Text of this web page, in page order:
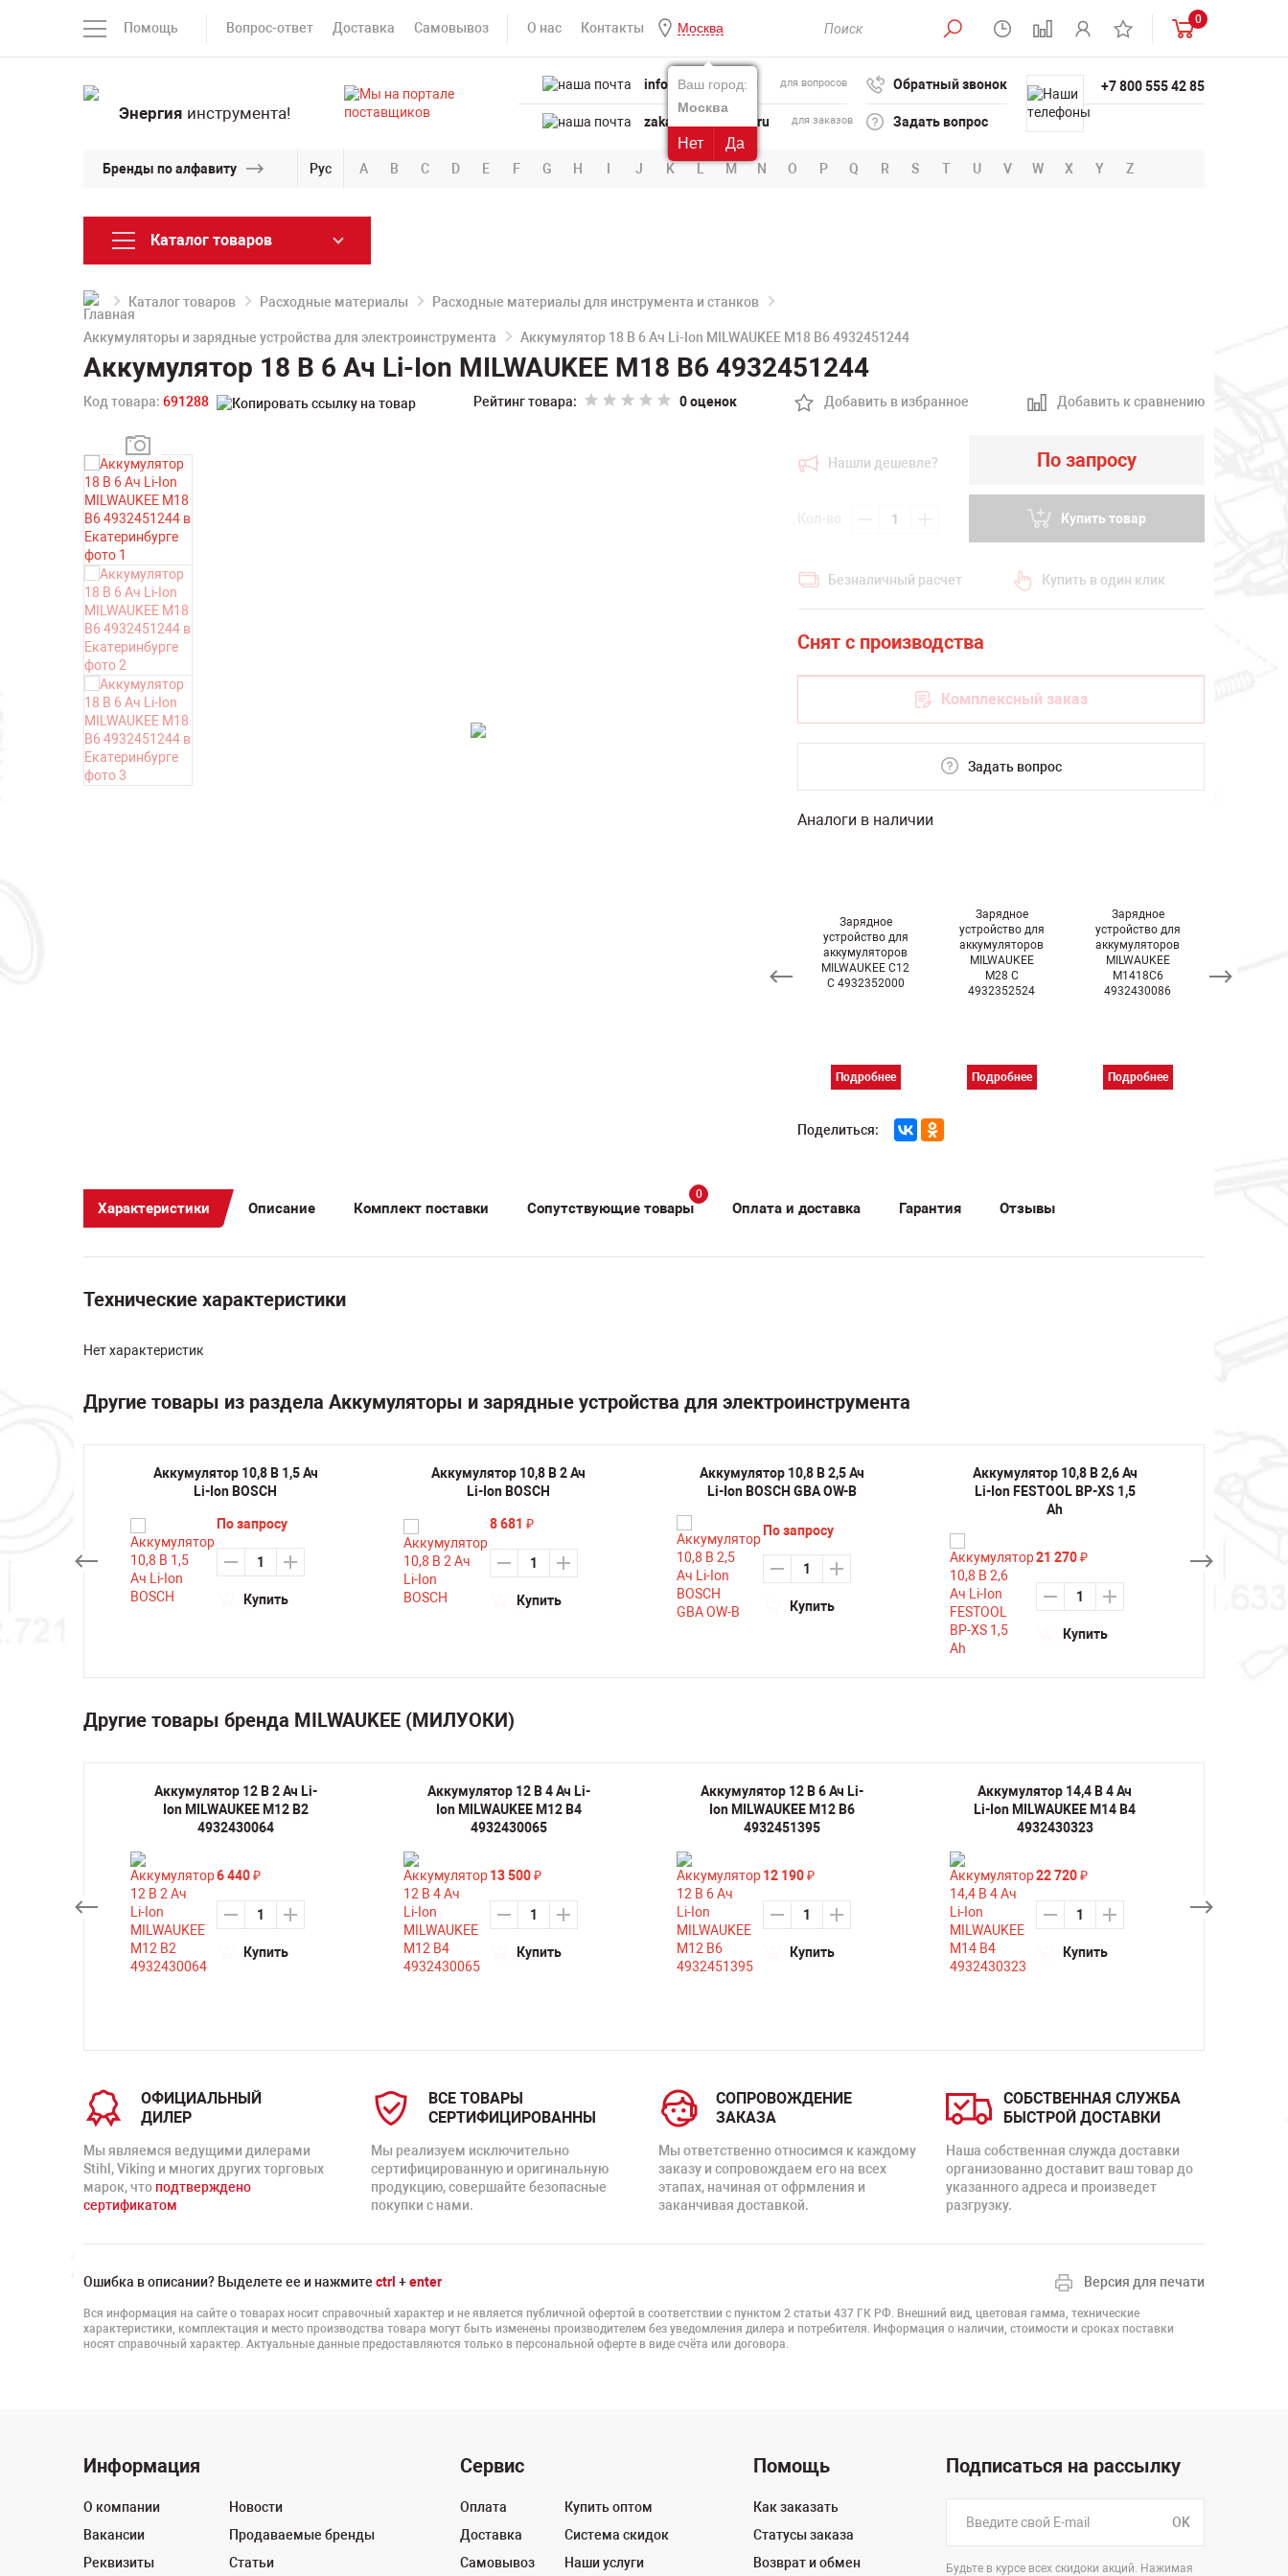
Помощь Вопрос-ответ Доставка Самовывоз О нас Контакты Москва
Ваш город:
Москва
Нет Да
0
Энергия инструмента!
info@powertool.ru для вопросов
zakaz@powertool.ru для заказов
Обратный звонок
Задать вопрос
+7 800 555 42 85
Бренды по алфавиту Рус A B C D E F G H I J K L M N O P Q R S T U V W X Y Z
Каталог товаров
Каталог товаров Расходные материалы Расходные материалы для инструмента и станков
Аккумуляторы и зарядные устройства для электроинструмента Аккумулятор 18 В 6 Ач Li-Ion MILWAUKEE M18 B6 4932451244
Аккумулятор 18 В 6 Ач Li-Ion MILWAUKEE M18 B6 4932451244
Код товара: 691288 Рейтинг товара: 0 оценок Добавить в избранное Добавить к сравнению
Нашли дешевле? По запросу
Купить товар
Безналичный расчет Купить в один клик
Комплексный заказ
Задать вопрос
Аналоги в наличии
Зарядное
устройство для
аккумуляторов
MILWAUKEE C12
C 4932352000
Подробнее
Зарядное
устройство для
аккумуляторов
MILWAUKEE
M28 C
4932352524
Подробнее
Зарядное
устройство для
аккумуляторов
MILWAUKEE
M1418C6
4932430086
Подробнее
Поделиться:
Характеристики Описание Комплект поставки Сопутствующие товары
0
Оплата и доставка Гарантия Отзывы
Технические характеристики
Нет характеристик
Другие товары из раздела Аккумуляторы и зарядные устройства для электроинструмента
Аккумулятор 10,8 В 1,5 Ач
Li-Ion BOSCH
По запросу
Купить
Аккумулятор 10,8 В 2 Ач
Li-Ion BOSCH
8 681 ₽
Купить
Аккумулятор 10,8 В 2,5 Ач
Li-Ion BOSCH GBA OW-B
По запросу
Купить
Аккумулятор 10,8 В 2,6 Ач
Li-Ion FESTOOL BP-XS 1,5
Ah
21 270 ₽
Купить
Другие товары бренда MILWAUKEE (МИЛУОКИ)
Аккумулятор 12 В 2 Ач Li-
Ion MILWAUKEE M12 B2
4932430064
6 440 ₽
Купить
Аккумулятор 12 В 4 Ач Li-
Ion MILWAUKEE M12 B4
4932430065
13 500 ₽
Купить
Аккумулятор 12 В 6 Ач Li-
Ion MILWAUKEE M12 B6
4932451395
12 190 ₽
Купить
Аккумулятор 14,4 В 4 Ач
Li-Ion MILWAUKEE M14 B4
4932430323
22 720 ₽
Купить
ОФИЦИАЛЬНЫЙ
ДИЛЕР
Мы являемся ведущими дилерами
Stihl, Viking и многих других торговых
марок, что подтверждено
сертификатом
ВСЕ ТОВАРЫ
СЕРТИФИЦИРОВАННЫ
Мы реализуем исключительно
сертифицированную и оригинальную
продукцию, совершайте безопасные
покупки с нами.
СОПРОВОЖДЕНИЕ
ЗАКАЗА
Мы ответственно относимся к каждому
заказу и сопровождаем его на всех
этапах, начиная от офрмления и
заканчивая доставкой.
СОБСТВЕННАЯ СЛУЖБА
БЫСТРОЙ ДОСТАВКИ
Наша собственная служда доставки
организованно доставит ваш товар до
указанного адреса и произведет
разгрузку.
Ошибка в описании? Выделете ее и нажмите ctrl +enter Версия для печати
Вся информация на сайте о товарах носит справочный характер и не является публичной офертой в соответствии с пунктом 2 статьи 437 ГК РФ. Внешний вид, цветовая гамма, технические
характеристики, комплектация и место производства товара могут быть изменены производителем без уведомления дилера и потребителя. Информация о наличии, стоимости и сроках поставки
носят справочный характер. Актуальные данные предоставляются только в персональной оферте в виде счёта или договора.
Информация
О компании
Вакансии
Реквизиты
Новости
Продаваемые бренды
Статьи
Сервис
Оплата
Доставка
Самовывоз
Купить оптом
Система скидок
Наши услуги
Помощь
Как заказать
Статусы заказа
Возврат и обмен
Подписаться на рассылку
OK
Будьте в курсе всех скидоки акций. Нажимая